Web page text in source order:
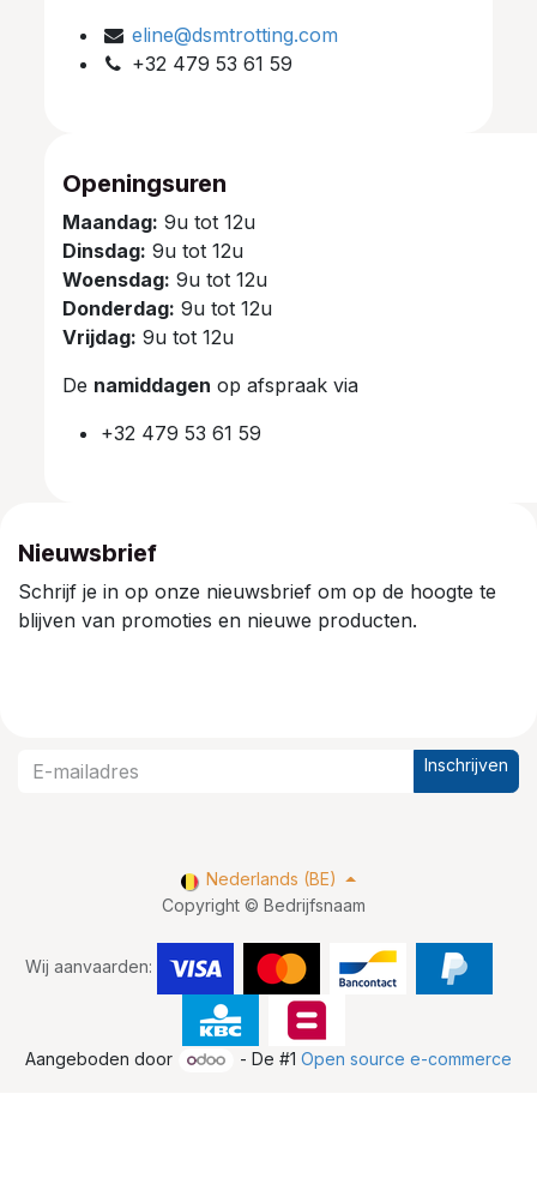
eline@dsmtrotting.com
+32 479 53 61 59
Openingsuren
Maandag: 9u tot 12u
Dinsdag: 9u tot 12u
Woensdag: 9u tot 12u
Donderdag: 9u tot 12u
Vrijdag: 9u tot 12u
De namiddagen op afspraak via
+32 479 53 61 59
Nieuwsbrief
Schrijf je in op onze nieuwsbrief om op de hoogte te
blijven van promoties en nieuwe producten.
Inschrijven
Copyright © Bedrijfsnaam
Wij aanvaarden:
Nederlands (BE)
Aangeboden door - De #1Open source e-commerce